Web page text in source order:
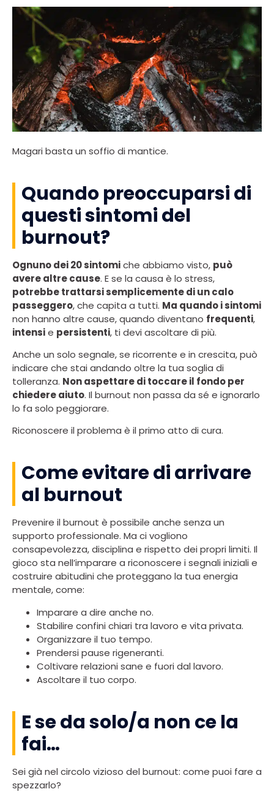
Magari basta un soffio di mantice.
Quando preoccuparsi di
questi sintomi del
burnout?
Ognuno dei 20 sintomiche abbiamo visto, può
avere altre cause. E se la causa è lo stress,
potrebbe trattarsi semplicemente di un calo
passeggero, che capita a tutti. Ma quando i sintomi
non hanno altre cause, quando diventano frequenti,
intensie persistenti, ti devi ascoltare di più.
Anche un solo segnale, se ricorrente e in crescita, può
indicare che stai andando oltre la tua soglia di
tolleranza. Non aspettare di toccare il fondo per
chiedere aiuto. Il burnout non passa da sé e ignorarlo
lo fa solo peggiorare.
Riconoscere il problema è il primo atto di cura.
Come evitare di arrivare
al burnout
Prevenire il burnout è possibile anche senza un
supporto professionale. Ma ci vogliono
consapevolezza, disciplina e rispetto dei propri limiti. Il
gioco sta nell’imparare a riconoscere i segnali iniziali e
costruire abitudini che proteggano la tua energia
mentale, come:
Imparare a dire anche no.
Stabilire confini chiari tra lavoro e vita privata.
Organizzare il tuo tempo.
Prendersi pause rigeneranti.
Coltivare relazioni sane e fuori dal lavoro.
Ascoltare il tuo corpo.
E se da solo/a non ce la
fai…
Sei già nel circolo vizioso del burnout: come puoi fare a
spezzarlo?